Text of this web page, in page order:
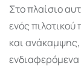
Στο πλαίσιο
ενός
και
ενδιαφερόμενα